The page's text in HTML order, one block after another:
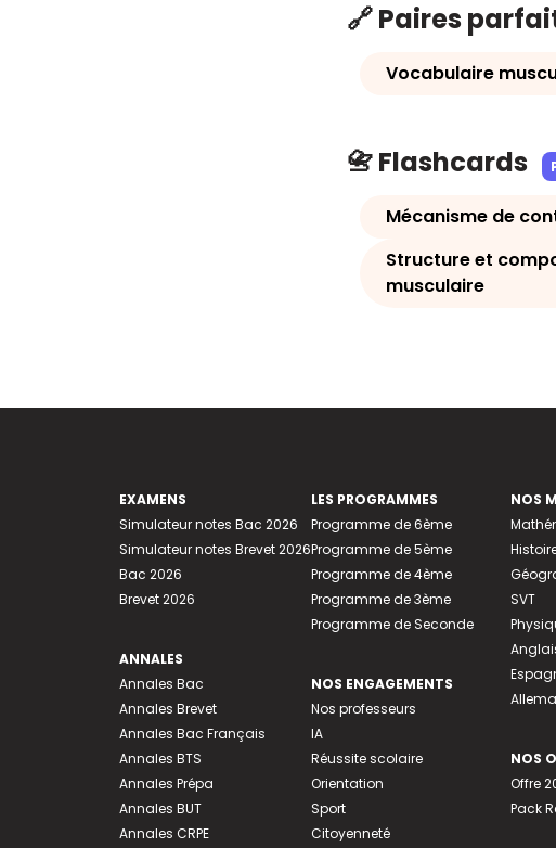
🔗 Paires
Vocabulaire
📇 Flashcards
Mécanisme de
Structure et
musculaire
EXAMENS
Simulateur notes Bac 2026
Simulateur notes Brevet 2026
Bac 2026
Brevet 2026
ANNALES
Annales Bac
Annales Brevet
Annales Bac Français
Annales BTS
Annales Prépa
Annales BUT
Annales CRPE
LES PROGRAMMES
Programme de 6ème
Programme de 5ème
Programme de 4ème
Programme de 3ème
Programme de Seconde
NOS ENGAGEMENTS
Nos professeurs
IA
Réussite scolaire
Orientation
Sport
Citoyenneté
NOS
SVT
NOS
Offre
Pack